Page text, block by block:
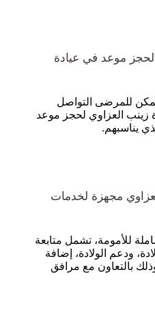
موعد في عيادة
للمرضى التواصل
زينب العزاوي لحجز موعد
يناسبهم.
مجهزة لخدمات
للأمومة، تشمل متابعة
ودعم الولادة، إضافة
بالتعاون مع مرافق